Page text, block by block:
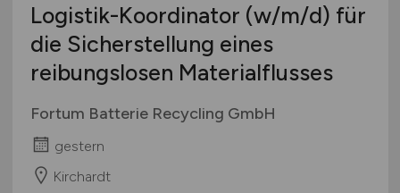
Logistik-Koordinator (w/m/d) für
die Sicherstellung eines
reibungslosen Materialflusses
Fortum Batterie Recycling GmbH
gestern
Kirchardt